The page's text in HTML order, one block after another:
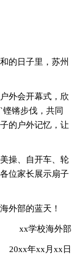
的日子里，苏州
外会开幕式，欣
锵步伐，共同
的户外记忆，让
操、自开车、轮
位家长展示扇子
外部的蓝天！
xx学校海外部
年xx月xx日